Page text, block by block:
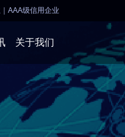
AAA级信用企业
关于我们